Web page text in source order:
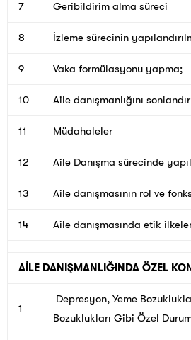
7 Geribildirim alma süreci
8 İzleme sürecinin
9 Vaka formülasyonu yapma;
10 Aile danışmanlığını
11 Müdahaleler
12 Aile Danışma sürecinde
13 Aile danışmasının rol ve
14 Aile danışmasında etik
AİLE DANIŞMANLIĞINDA ÖZEL
1
Depresyon, Yeme
Bozuklukları Gibi Özel